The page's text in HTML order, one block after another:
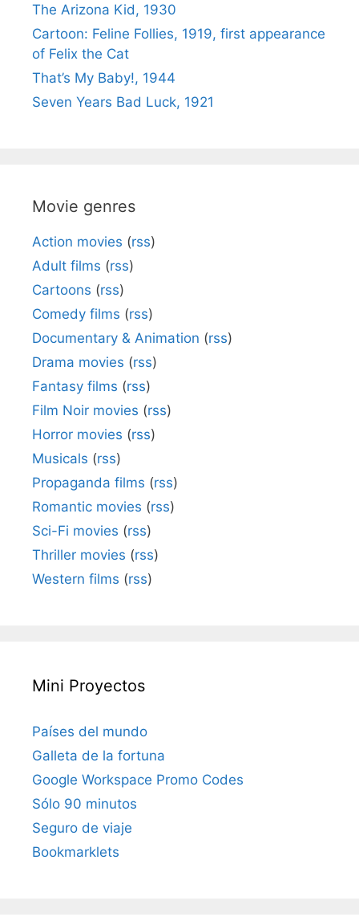
The Arizona Kid, 1930
Cartoon: Feline Follies, 1919, first appearance
of Felix the Cat
That’s My Baby!, 1944
Seven Years Bad Luck, 1921
Movie genres
Action movies (rss)
Adult films (rss)
Cartoons (rss)
Comedy films (rss)
Documentary & Animation (rss)
Drama movies (rss)
Fantasy films (rss)
Film Noir movies (rss)
Horror movies (rss)
Musicals (rss)
Propaganda films (rss)
Romantic movies (rss)
Sci-Fi movies (rss)
Thriller movies (rss)
Western films (rss)
Mini Proyectos
Países del mundo
Galleta de la fortuna
Google Workspace Promo Codes
Sólo 90 minutos
Seguro de viaje
Bookmarklets